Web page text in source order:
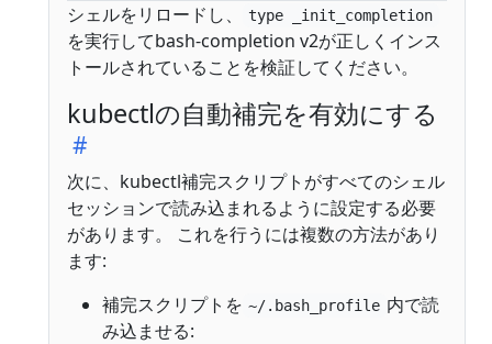
シェルをリロードし、 type _init_completion
を実行してbash-completion v2が正しくインス
トールされていることを検証してください。
kubectlの自動補完を有効にする
次に、kubectl補完スクリプトがすべてのシェル
セッションで読み込まれるように設定する必要
があります。 これを行うには複数の方法があり
ます:
補完スクリプトを ~/.bash_profile 内で読
み込ませる: